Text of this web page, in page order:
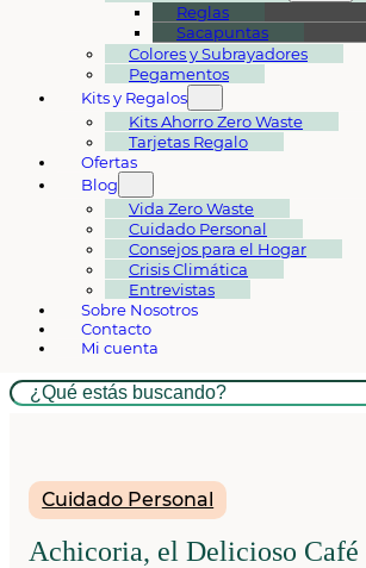
Reglas
Sacapuntas
Colores y Subrayadores
Pegamentos
Kits y Regalos
Kits Ahorro Zero Waste
Tarjetas Regalo
Ofertas
Blog
Vida Zero Waste
Cuidado Personal
Consejos para el Hogar
Crisis Climática
Entrevistas
Sobre Nosotros
Contacto
Mi cuenta
Buscar
Cuidado Personal
Achicoria, el Delicioso Café